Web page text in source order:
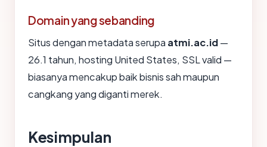
Domain yang sebanding
Situs dengan metadata serupa atmi.ac.id—
26.1 tahun, hosting United States, SSL valid —
biasanya mencakup baik bisnis sah maupun
cangkang yang diganti merek.
Kesimpulan